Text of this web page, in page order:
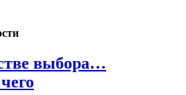
выбора…